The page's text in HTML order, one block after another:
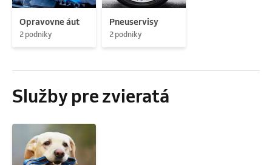
Opravovne áut
2 podniky
Pneuservisy
2 podniky
Služby pre zvieratá